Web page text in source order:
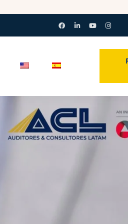
Facebook-
f
Linkedin-
in
Youtube